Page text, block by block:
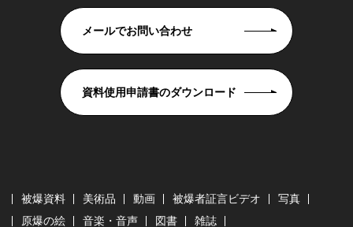
メールでお問い合わせ
資料使用申請書のダウンロード
被爆資料 美術品 動画 被爆者証言ビデオ
写真
原爆の絵
音楽・音声 図書 雑誌